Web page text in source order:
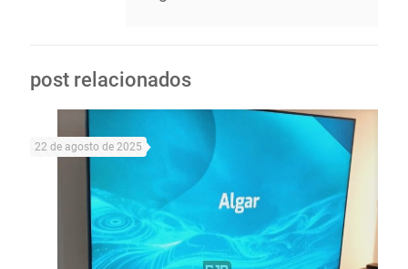
post relacionados
22 de agosto de 2025